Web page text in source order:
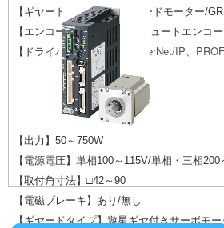
【ギヤードタイプ】PSギヤードモーター/
【エンコーダ】16bitアブソリュートエンコ
【ドライバ】EtherCAT、EtherNet/IP、
【出力】50～750W
【電源電圧】単相100～115V/単相・三相200
【取付角寸法】□42～90
【電磁ブレーキ】あり/無し
【ギヤードタイプ】遊星ギヤ付きサーボモー